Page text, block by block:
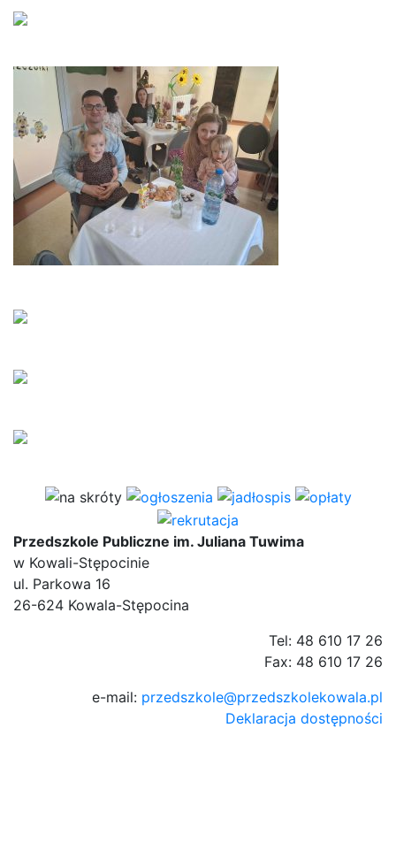
Przedszkole Publiczne im. Juliana Tuwima
w Kowali-Stępocinie
ul. Parkowa 16
26-624 Kowala-Stępocina
Tel: 48 610 17 26
Fax: 48 610 17 26
e-mail: przedszkole@przedszkolekowala.pl
Deklaracja dostępności